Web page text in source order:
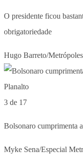
O presidente ficou
obrigatoriedade
Hugo Barreto/Metrópoles
3 de 17
Bolsonaro cumprimenta
Myke Sena/Especial